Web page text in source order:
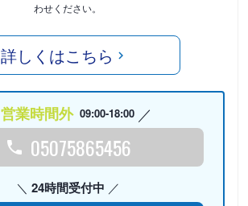
わせください。
詳しくはこちら
営業時間外 09:00-18:00
05075865456
24時間受付中